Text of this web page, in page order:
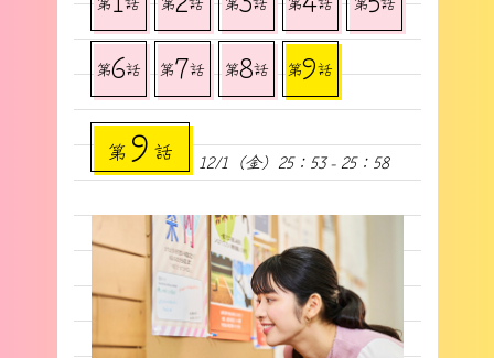
第6話 第7話 第8話 第9話
第 9 話 12/1（金）25：53 - 25：58